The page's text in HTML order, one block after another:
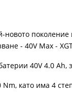
новото
- 40V Max -
40V 4.0
като има 4